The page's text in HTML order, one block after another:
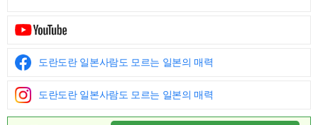
도란도란 일본사람도 모르는 일본의 매력
도란도란 일본사람도 모르는 일본의 매력